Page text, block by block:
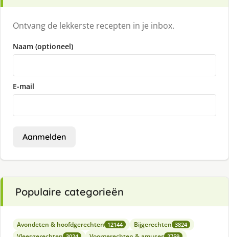
Ontvang de lekkerste recepten in je inbox.
Naam (optioneel)
E-mail
Aanmelden
Populaire categorieën
Avondeten & hoofdgerechten 12144 Bijgerechten 3824